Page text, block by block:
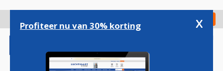
gaan
Check in
Profiteer nu van 30% korting x